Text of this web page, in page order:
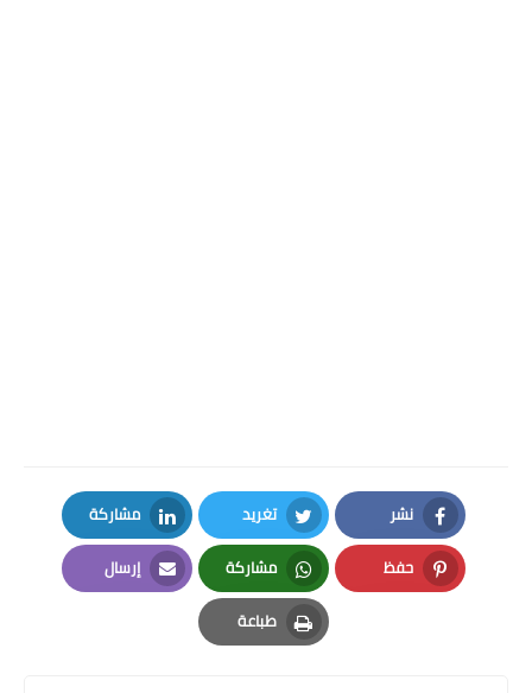
نشر
Facebook
تغريد
Twitter
مشاركة
LinkedIn
حفظ
Pinterest
مشاركة
Whatsapp
إرسال
Email
طباعة
Print